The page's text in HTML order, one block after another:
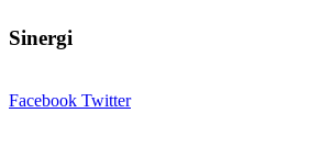
Sinergi
Facebook Twitter